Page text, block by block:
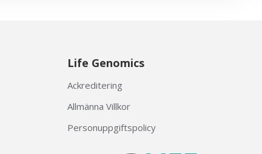
Life Genomics
Ackreditering
Allmänna Villkor
Personuppgiftspolicy